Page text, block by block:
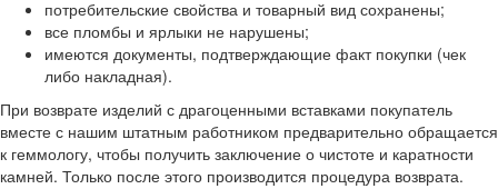
потребительские свойства и товарный вид сохранены;
все пломбы и ярлыки не нарушены;
имеются документы, подтверждающие факт покупки (чек
либо накладная).
При возврате изделий с драгоценными вставками покупатель
вместе с нашим штатным работником предварительно обращается
к геммологу, чтобы получить заключение о чистоте и каратности
камней. Только после этого производится процедура возврата.